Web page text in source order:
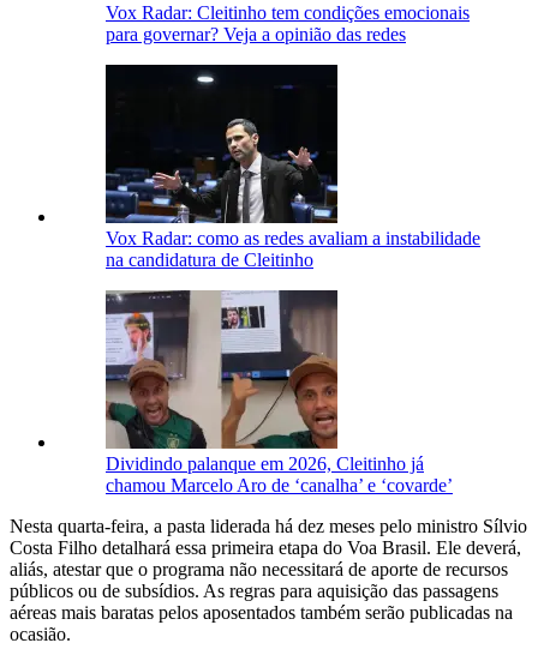
Vox Radar: Cleitinho tem condições emocionais
para governar? Veja a opinião das redes
Vox Radar: como as redes avaliam a instabilidade
na candidatura de Cleitinho
Dividindo palanque em 2026, Cleitinho já
chamou Marcelo Aro de ‘canalha’ e ‘covarde’
Nesta quarta-feira, a pasta liderada há dez meses pelo ministro Sílvio
Costa Filho detalhará essa primeira etapa do Voa Brasil. Ele deverá,
aliás, atestar que o programa não necessitará de aporte de recursos
públicos ou de subsídios. As regras para aquisição das passagens
aéreas mais baratas pelos aposentados também serão publicadas na
ocasião.